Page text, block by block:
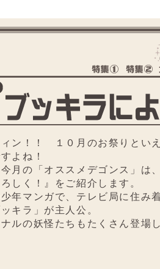
ィン！！ １０月のお祭りとい
よね！
月の「オススメデゴンス」は
しく！』をご紹介します。
年マンガで、テレビ局に住み
キラ」が主人公。
ルの妖怪たちもたくさん登場